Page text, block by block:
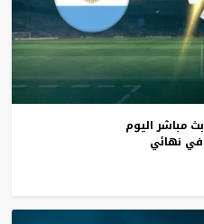
بث مباشر اليوم
في نهائي